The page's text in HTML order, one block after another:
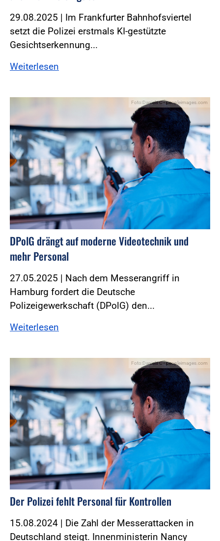
29.08.2025 | Im Frankfurter Bahnhofsviertel
setzt die Polizei erstmals KI-gestützte
Gesichtserkennung...
Weiterlesen
Foto:Daniels C - peopleimages.com
DPolG drängt auf moderne Videotechnik und
mehr Personal
27.05.2025 | Nach dem Messerangriff in
Hamburg fordert die Deutsche
Polizeigewerkschaft (DPolG) den...
Weiterlesen
Foto:Daniels C - peopleimages.com
Der Polizei fehlt Personal für Kontrollen
15.08.2024 | Die Zahl der Messerattacken in
Deutschland steigt. Innenministerin Nancy